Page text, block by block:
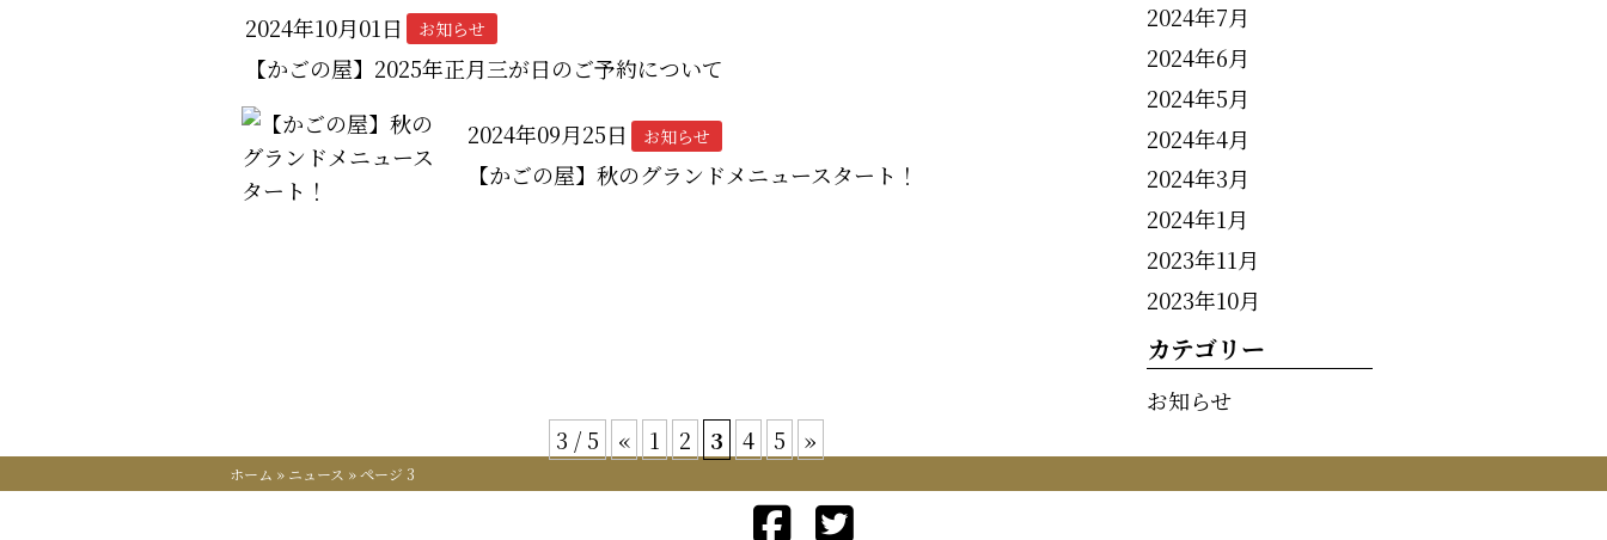
2024年10月01日 お知らせ
【かごの屋】2025年正月三が日のご予約について
2024年09月25日 お知らせ
【かごの屋】秋のグランドメニュースタート！
2024年7月
2024年6月
2024年5月
2024年4月
2024年3月
2024年1月
2023年11月
2023年10月
カテゴリー
お知らせ
3 / 5
« 1 2 3 4 5 »
ホーム » ニュース »ページ 3